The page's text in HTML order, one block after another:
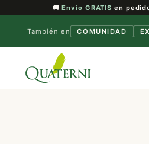
🚚Envío GRATIS en
También en COMUNIDAD
contenido